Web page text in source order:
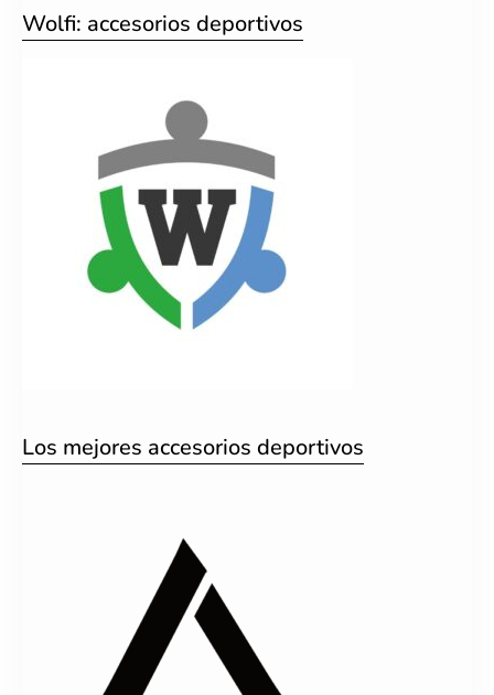
Wolfi: accesorios deportivos
Los mejores accesorios deportivos